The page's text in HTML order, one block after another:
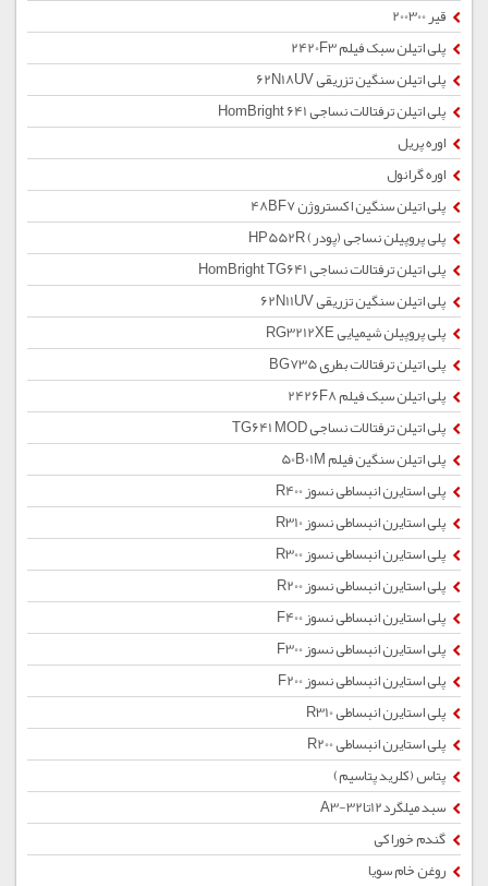
قیر 200300
پلی اتیلن سبک فیلم 2420F3
پلی اتیلن سنگین تزریقی 62N18UV
پلی اتیلن ترفتالات نساجی HomBright 641
اوره پریل
اوره گرانول
پلی اتیلن سنگین اکستروژن 48BF7
پلی پروپیلن نساجی (پودر) HP552R
پلی اتیلن ترفتالات نساجی HomBright TG641
پلی اتیلن سنگین تزریقی 62N11UV
پلی پروپیلن شیمیایی RG3212XE
پلی اتیلن ترفتالات بطری BG735
پلی اتیلن سبک فیلم 2426F8
پلی اتیلن ترفتالات نساجی TG641 MOD
پلی اتیلن سنگین فیلم 50B01M
پلی استایرن انبساطی نسوز R400
پلی استایرن انبساطی نسوز R310
پلی استایرن انبساطی نسوز R300
پلی استایرن انبساطی نسوز R200
پلی استایرن انبساطی نسوز F400
پلی استایرن انبساطی نسوز F300
پلی استایرن انبساطی نسوز F200
پلی استایرن انبساطی R310
پلی استایرن انبساطی R200
پتاس (کلرید پتاسیم)
سبد میلگرد12تا32-A3
گندم خوراکی
روغن خام سویا